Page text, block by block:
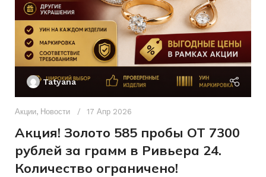
СОСТОЯНИЕ Б/У
ВСТАВКА Без вставок
КОЛИЧЕСТВО КАМНЕЙ
Без
камней
РАЗМЕР КОЛЬЦА
ДЛЯ КОГО Женщинам
СОСТОЯНИЕ
Tatyana
Акции, Новости 17 Апр 2026
Акция! Золото 585 пробы ОТ 7300
рублей за грамм в Ривьера 24.
Количество ограничено!